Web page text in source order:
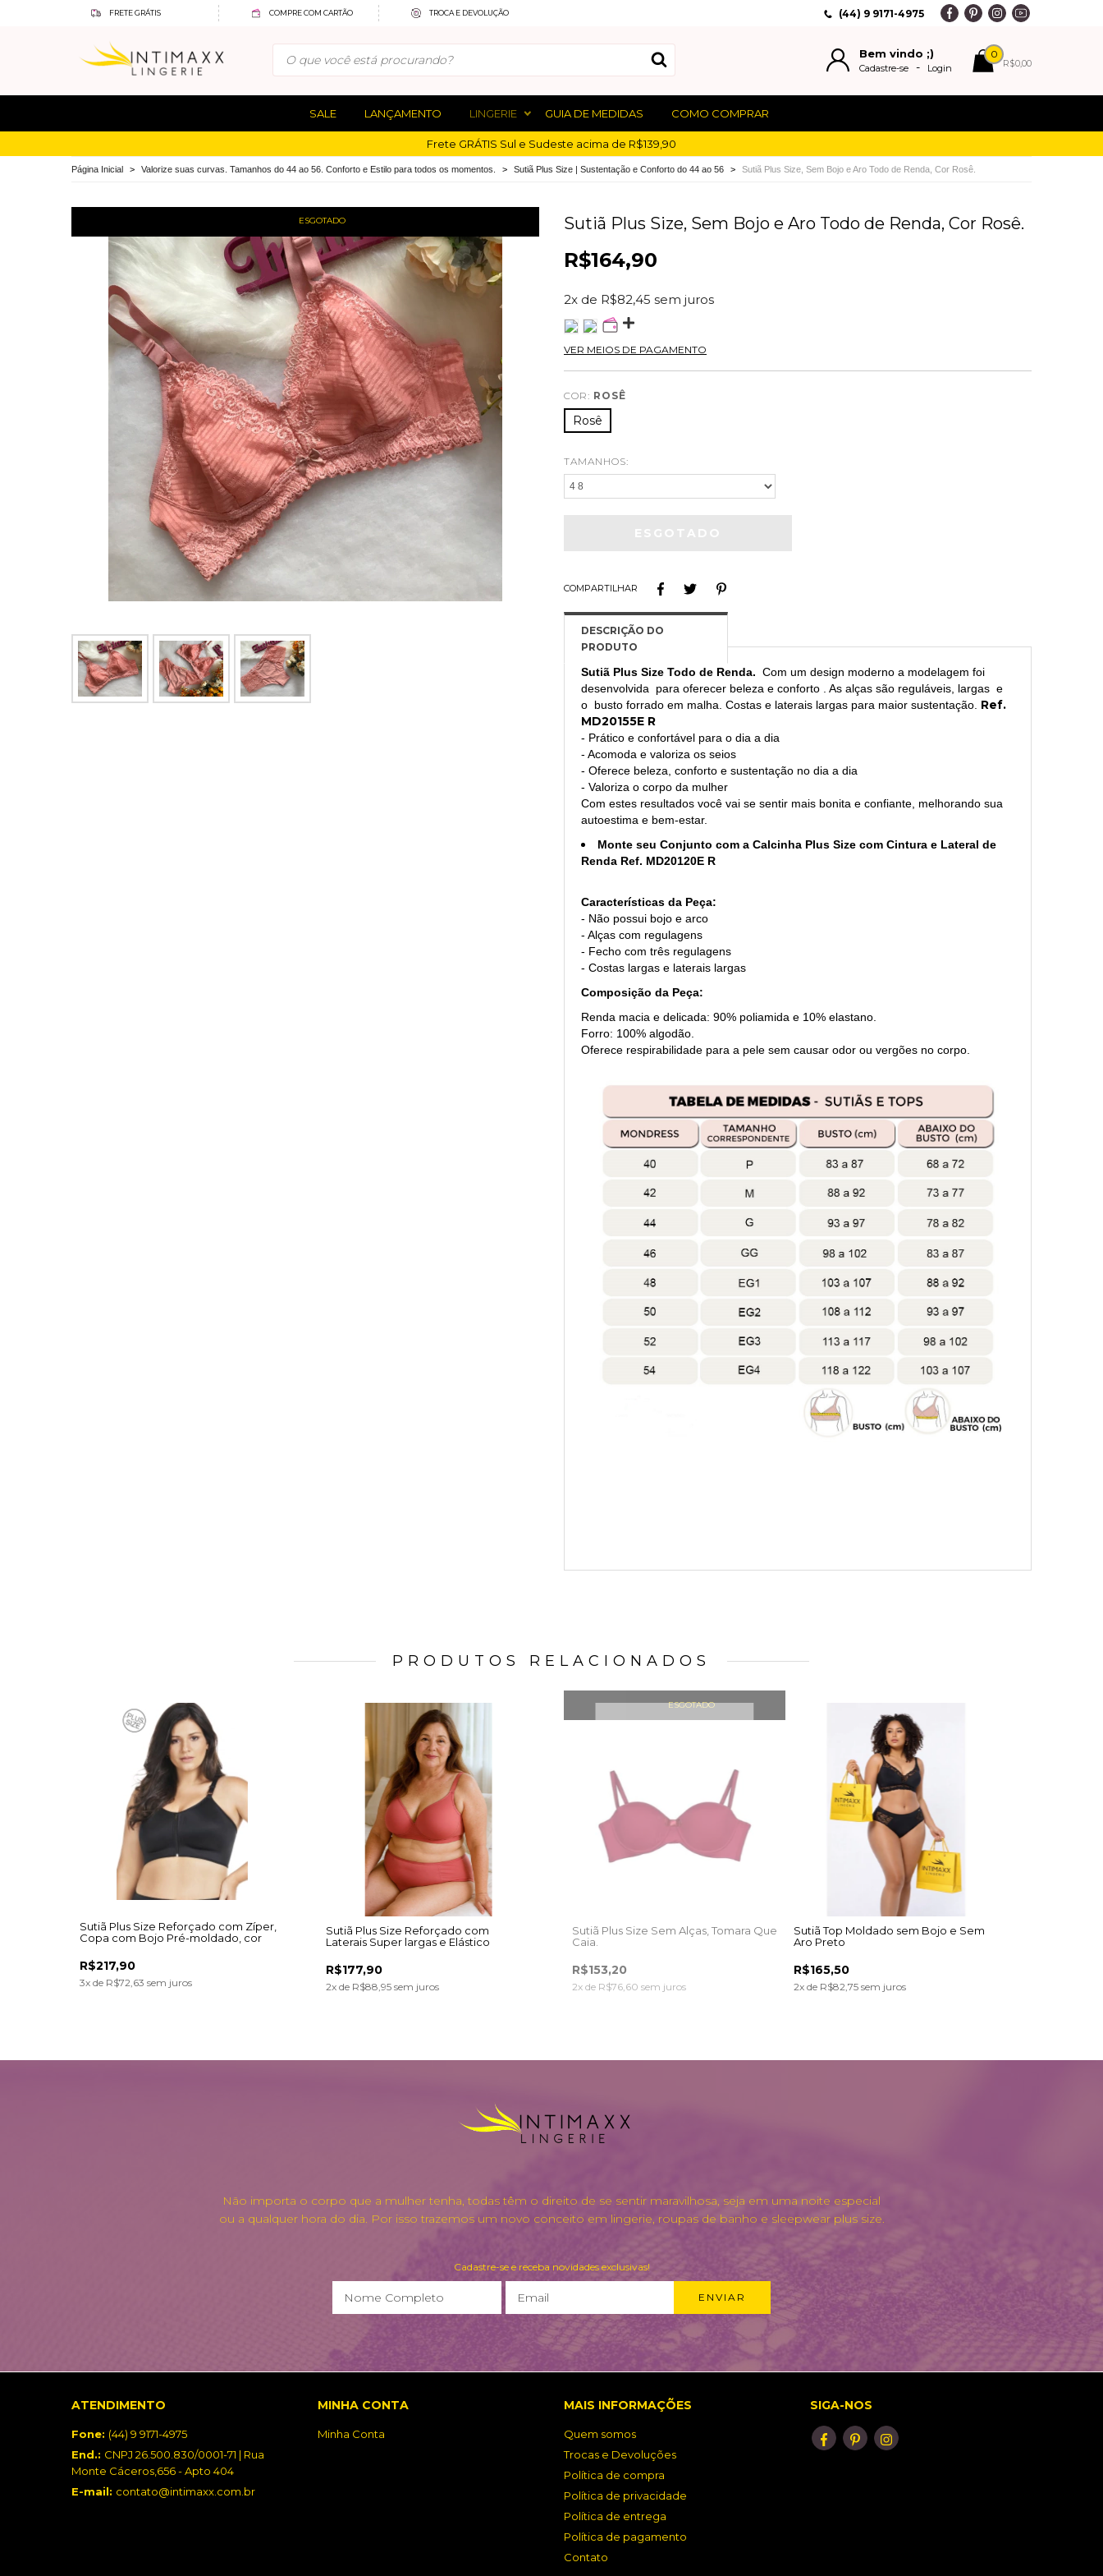
FRETE GRÁTIS COMPRE COM CARTÃO TROCA E DEVOLUÇÃO (44) 9 9171-4975
Bem vindo ;)
Cadastre-se - Login
0
R$0,00
SALE LANÇAMENTO LINGERIE GUIA DE MEDIDAS COMO COMPRAR
Frete GRÁTIS Sul e Sudeste acima de R$139,90
Página Inicial > Valorize suas curvas. Tamanhos do 44 ao 56. Conforto e Estilo para todos os momentos. > Sutiã Plus Size | Sustentação e Conforto do 44 ao 56 > Sutiã Plus Size, Sem Bojo e Aro Todo de Renda, Cor Rosê.
ESGOTADO Sutiã Plus Size, Sem Bojo e Aro Todo de Renda, Cor Rosê.
R$164,90
2x de R$82,45 sem juros
VER MEIOS DE PAGAMENTO
COR: ROSÊ
Rosê
TAMANHOS:
COMPARTILHAR
Sutiã Plus Size Todo de Renda. Com um design moderno a modelagem foi
desenvolvida para oferecer beleza e conforto . As alças são reguláveis, largas e
o busto forrado em malha. Costas e laterais largas para maior sustentação. Ref.
MD20155E R
- Prático e confortável para o dia a dia
- Acomoda e valoriza os seios
- Oferece beleza, conforto e sustentação no dia a dia
- Valoriza o corpo da mulher
Com estes resultados você vai se sentir mais bonita e confiante, melhorando sua
autoestima e bem-estar.
Monte seu Conjunto com a Calcinha Plus Size com Cintura e Lateral de
Renda Ref. MD20120E R
Características da Peça:
- Não possui bojo e arco
- Alças com regulagens
- Fecho com três regulagens
- Costas largas e laterais largas
Composição da Peça:
Renda macia e delicada: 90% poliamida e 10% elastano.
Forro: 100% algodão.
Oferece respirabilidade para a pele sem causar odor ou vergões no corpo.
PRODUTOS RELACIONADOS
Sutiã Plus Size Reforçado com Zíper,
Copa com Bojo Pré-moldado, cor
R$217,90
3x de R$72,63 sem juros
Sutiã Plus Size Reforçado com
Laterais Super largas e Elástico
R$177,90
2x de R$88,95 sem juros
ESGOTADO
Sutiã Plus Size Sem Alças, Tomara Que
Caia.
R$153,20
2x de R$76,60 sem juros
Sutiã Top Moldado sem Bojo e Sem
Aro Preto
R$165,50
2x de R$82,75 sem juros
Não importa o corpo que a mulher tenha, todas têm o direito de se sentir maravilhosa, seja em uma noite especial
ou a qualquer hora do dia. Por isso trazemos um novo conceito em lingerie, roupas de banho e sleepwear plus size.
Cadastre-se e receba novidades exclusivas!
ATENDIMENTO
Fone: (44) 9 9171-4975
End.: CNPJ 26.500.830/0001-71 | Rua
Monte Cáceros,656 - Apto 404
E-mail: contato@intimaxx.com.br
MINHA CONTA
Minha Conta
MAIS INFORMAÇÕES
Quem somos
Trocas e Devoluções
Política de compra
Política de privacidade
Política de entrega
Política de pagamento
Contato
SIGA-NOS